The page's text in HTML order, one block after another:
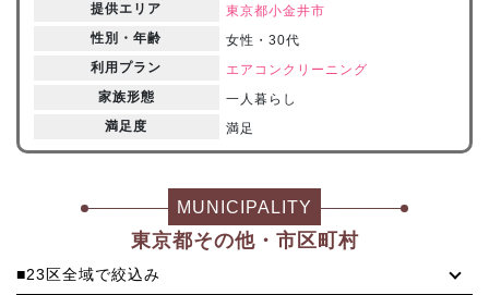
提供エリア
東京都小金井市
性別・年齢
女性・30代
利用プラン
エアコンクリーニング
家族形態
一人暮らし
満足度
満足
MUNICIPALITY
東京都その他・市区町村
■23区全域で絞込み